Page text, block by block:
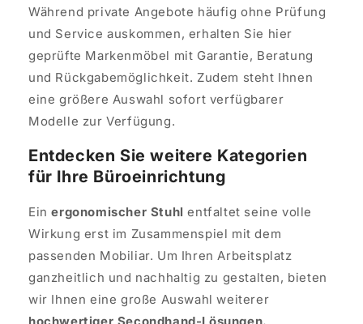
Während private Angebote häufig ohne Prüfung
und Service auskommen, erhalten Sie hier
geprüfte Markenmöbel mit Garantie, Beratung
und Rückgabemöglichkeit. Zudem steht Ihnen
eine größere Auswahl sofort verfügbarer
Modelle zur Verfügung.
Entdecken Sie weitere Kategorien
für Ihre Büroeinrichtung
Ein ergonomischer Stuhlentfaltet seine volle
Wirkung erst im Zusammenspiel mit dem
passenden Mobiliar. Um Ihren Arbeitsplatz
ganzheitlich und nachhaltig zu gestalten, bieten
wir Ihnen eine große Auswahl weiterer